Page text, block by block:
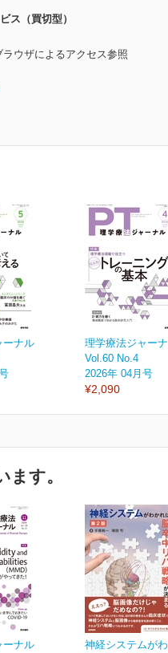
ス（買切型）
ウザによるアクセス参照
ーナル
理学療法ジャー
Vol.60 No.4
2026年 04月号
¥2,090
す。
ーナル
神経システムが